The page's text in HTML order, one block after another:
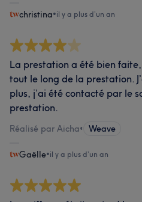
christina•il y a plus d’un an
La prestation a été bien
tout le long de la prestation.
plus, j’ai été contacté par le
prestation.
Réalisé par Aicha• Weave
Gaëlle•il y a plus d’un an